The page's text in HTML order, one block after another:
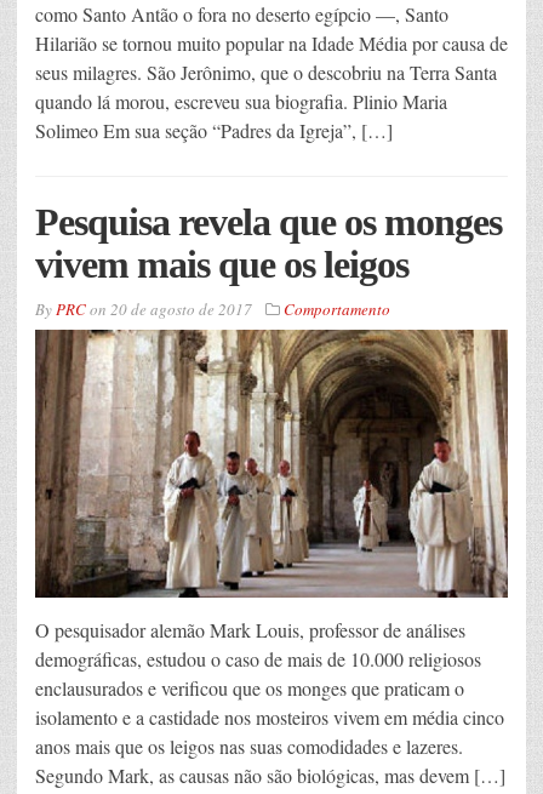
como Santo Antão o fora no deserto egípcio —, Santo
Hilarião se tornou muito popular na Idade Média por causa de
seus milagres. São Jerônimo, que o descobriu na Terra Santa
quando lá morou, escreveu sua biografia. Plinio Maria
Solimeo Em sua seção “Padres da Igreja”, […]
Pesquisa revela que os monges
vivem mais que os leigos
ByPRCon 20 de agosto de 2017 Comportamento
O pesquisador alemão Mark Louis, professor de análises
demográficas, estudou o caso de mais de 10.000 religiosos
enclausurados e verificou que os monges que praticam o
isolamento e a castidade nos mosteiros vivem em média cinco
anos mais que os leigos nas suas comodidades e lazeres.
Segundo Mark, as causas não são biológicas, mas devem […]